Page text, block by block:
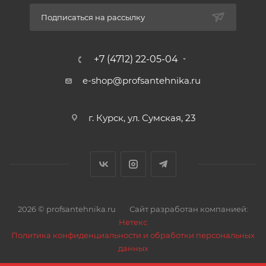
Подписаться на рассылку
+7 (4712) 22-05-04
e-shop@profsantehnika.ru
г. Курск, ул. Сумская, 23
2026 © profsantehnika.ru
Сайт разработан компанией:
Нетекс
Политика конфиденциальности и обработки персональных
данных